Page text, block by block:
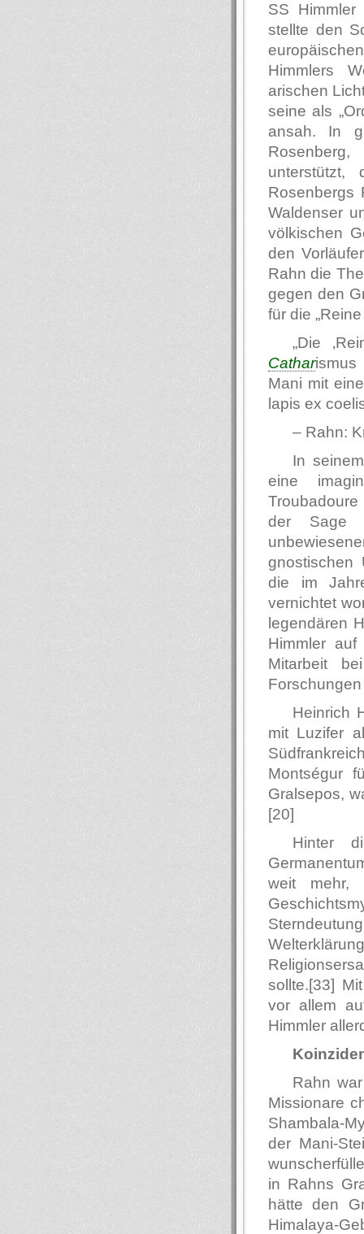
SS
stellte den
Himmlers
arischen
seine als
ansah. In
Rosenbergs
Waldenser
völkischen
den
Rahn die
gegen den
für die
„Die
Catharismus
Mani mit
lapis ex
– Rahn:
In
eine
der Sage
gnostischen
die im
vernichtet
legendären
Himmler
Mitarbeit
Heinrich
mit Luzifer
Montségur
Gralsepos,
[20]
Hinter
weit mehr,
sollte.[33]
vor allem
Himmler
Rahn
Missionare
Shambala-
der Mani-
in Rahns
hätte den
Himalaya-